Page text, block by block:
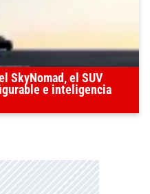
SkyNomad, el SUV
e inteligencia